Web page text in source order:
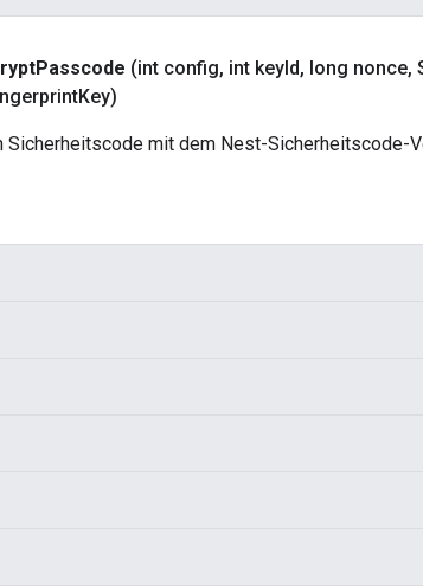
Passcode (int config, int keyId, long nonce,
Key)
Sicherheitscode mit dem Nest-Sicherheitscode-